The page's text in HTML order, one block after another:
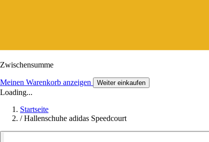
Zwischensumme
Meinen Warenkorb anzeigen Weiter einkaufen
Loading...
Startseite
/ Hallenschuhe adidas Speedcourt